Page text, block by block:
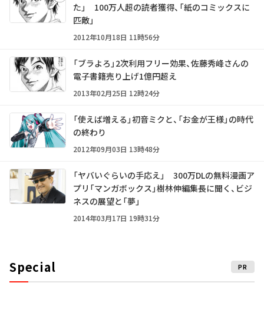
た」 100万人超の読者獲得、「紙のコミックスに
匹敵」
2012年10月18日 11時56分
「ブラよろ」2次利用フリー効果、佐藤秀峰さんの
電子書籍売り上げ1億円超え
2013年02月25日 12時24分
「使えば増える」初音ミクと、「お金が王様」の時代
の終わり
2012年09月03日 13時48分
「ヤバいぐらいの手応え」 300万DLの無料漫画ア
プリ「マンガボックス」樹林伸編集長に聞く、ビジ
ネスの展望と「夢」
2014年03月17日 19時31分
Special PR